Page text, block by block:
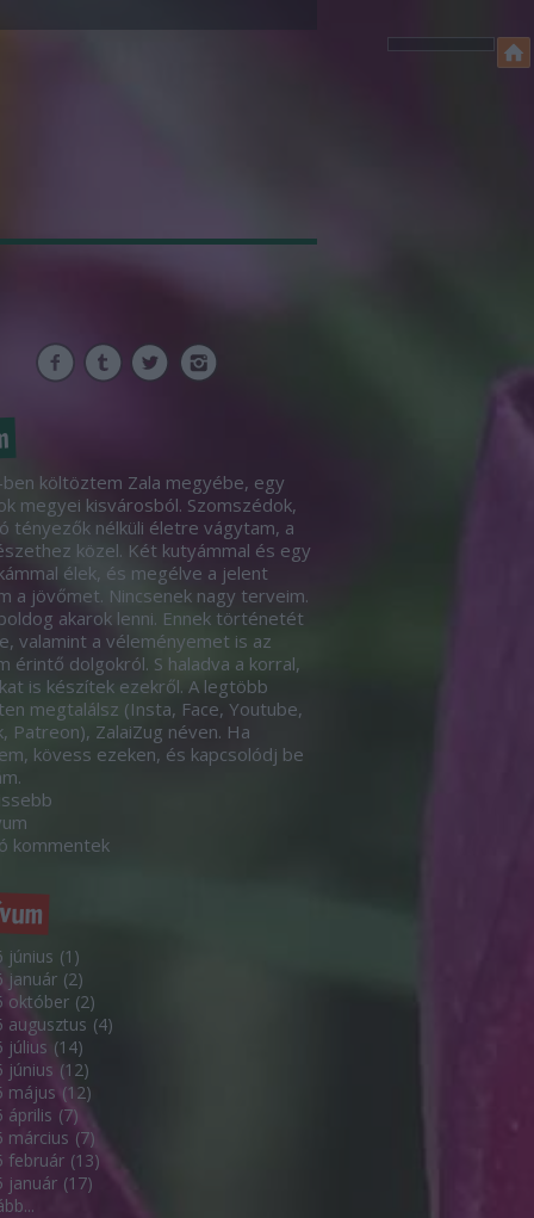
költöztem Zala megyébe, egy
megyei kisvárosból. Szomszédok,
tényezők nélküli életre vágytam, a
közel. Két kutyámmal és egy
élek, és megélve a jelent
a jövőmet. Nincsenek nagy terveim.
akarok lenni. Ennek történetét
valamint a véleményemet is az
érintő dolgokról. S haladva a korral,
is készítek ezekről. A legtöbb
megtalálsz (Insta, Face, Youtube,
Patreon), ZalaiZug néven. Ha
kövess ezeken, és kapcsolódj be
kommentek
június (1 )
január (2)
október (2)
augusztus (4)
július (14)
június (12)
május (12)
április (7)
március (7)
február (13)
január (17)
...